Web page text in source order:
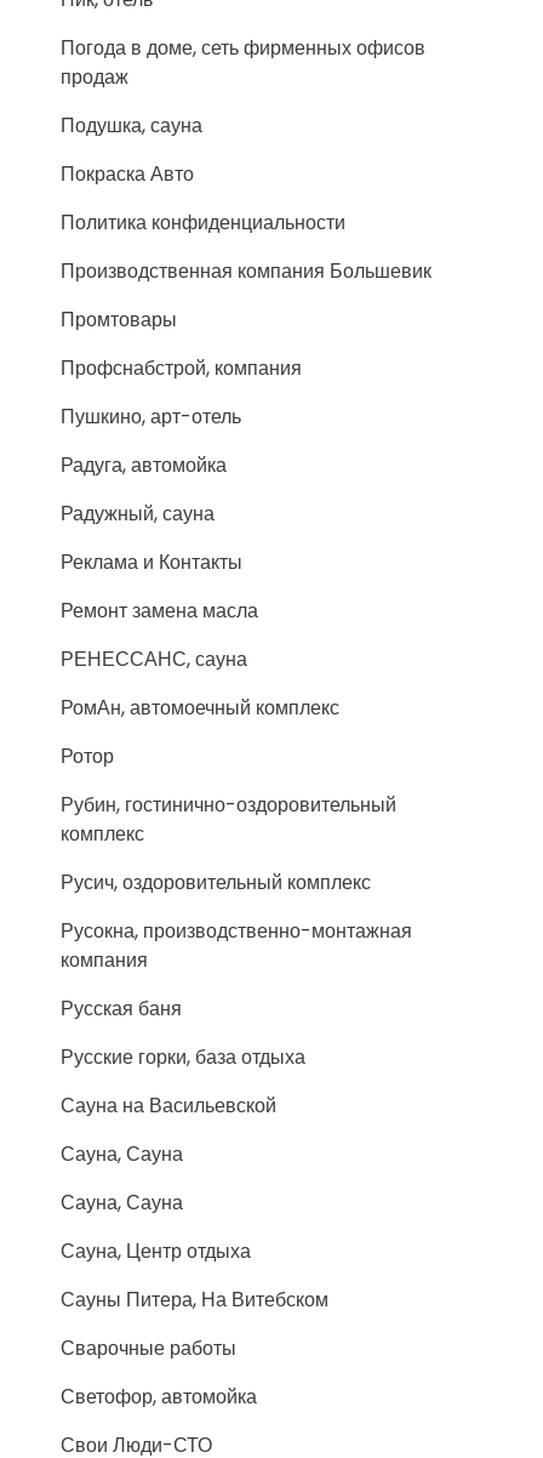
Погода в доме, сеть фирменных офисов
продаж
Подушка, сауна
Покраска Авто
Политика конфиденциальности
Производственная компания Большевик
Промтовары
Профснабстрой, компания
Пушкино, арт-отель
Радуга, автомойка
Радужный, сауна
Реклама и Контакты
Ремонт замена масла
РЕНЕССАНС, сауна
РомАн, автомоечный комплекс
Ротор
Рубин, гостинично-оздоровительный
комплекс
Русич, оздоровительный комплекс
Русокна, производственно-монтажная
компания
Русская баня
Русские горки, база отдыха
Сауна на Васильевской
Сауна, Сауна
Сауна, Сауна
Сауна, Центр отдыха
Сауны Питера, На Витебском
Сварочные работы
Светофор, автомойка
Свои Люди-СТО